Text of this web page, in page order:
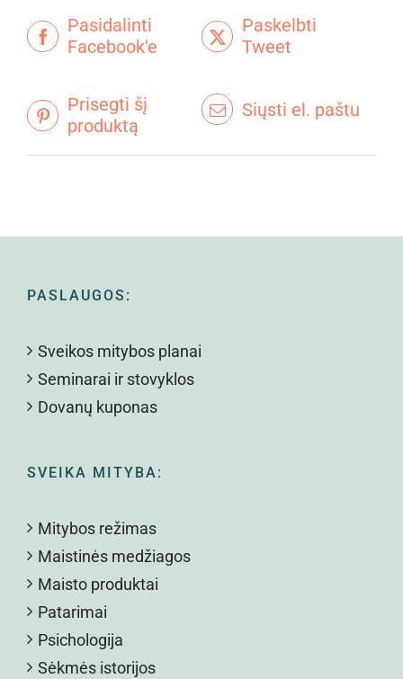
Pasidalinti
Facebook'e
Paskelbti
Tweet
Prisegti šį
produktą
Siųsti el. paštu
PASLAUGOS:
Sveikos mitybos planai
Seminarai ir stovyklos
Dovanų kuponas
SVEIKA MITYBA:
Mitybos režimas
Maistinės medžiagos
Maisto produktai
Patarimai
Psichologija
Sėkmės istorijos